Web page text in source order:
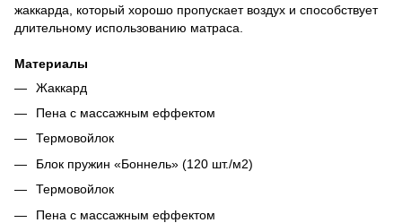
жаккарда, который хорошо пропускает воздух и способствует
длительному использованию матраса.
Материалы
Жаккард
Пена с массажным еффектом
Термовойлок
Блок пружин «Боннель» (120 шт./м2)
Термовойлок
Пена с массажным еффектом